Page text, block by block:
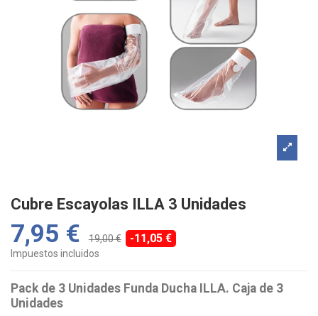
Cubre Escayolas ILLA 3 Unidades
7,95 € 19,00 € -11,05 €
Impuestos incluidos
Pack de 3 Unidades Funda Ducha ILLA. Caja de 3
Unidades